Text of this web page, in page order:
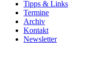
Tipps & Links
Termine
Archiv
Kontakt
Newsletter